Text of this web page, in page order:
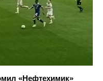
«Нефтехимик»